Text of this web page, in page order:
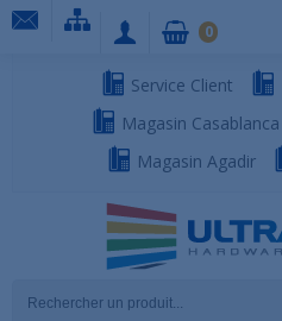
Service Client
Magasin Casablanca
Magasin Agadir
0